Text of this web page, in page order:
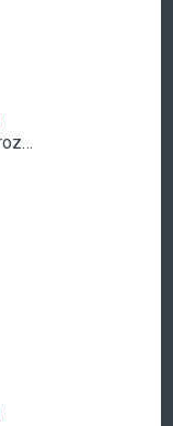
Szublimálható 750 ml-es, fehér színű rozsdamentes acél pohár